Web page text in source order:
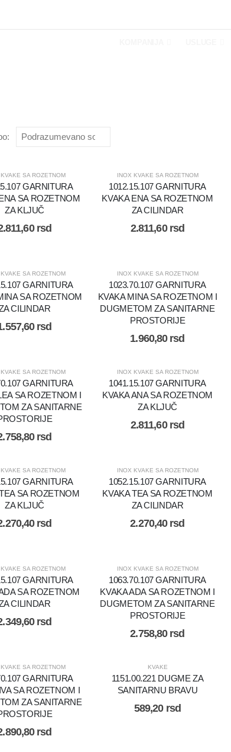
SA ROZETNOM
GARNITURA
SA ROZETNOM
ZA KLJUČ
rsd
INOX KVAKE SA ROZETNOM
1012.15.107 GARNITURA
KVAKA ENA SA ROZETNOM
ZA CILINDAR
2.811,60 rsd
SA ROZETNOM
GARNITURA
SA ROZETNOM
CILINDAR
rsd
INOX KVAKE SA ROZETNOM
1023.70.107 GARNITURA
KVAKA MINA SA ROZETNOM I
DUGMETOM ZA SANITARNE
PROSTORIJE
1.960,80 rsd
SA ROZETNOM
GARNITURA
SA ROZETNOM I
ZA SANITARNE
rsd
INOX KVAKE SA ROZETNOM
1041.15.107 GARNITURA
KVAKA ANA SA ROZETNOM
ZA KLJUČ
2.811,60 rsd
SA ROZETNOM
GARNITURA
SA ROZETNOM
ZA KLJUČ
rsd
INOX KVAKE SA ROZETNOM
1052.15.107 GARNITURA
KVAKA TEA SA ROZETNOM
ZA CILINDAR
2.270,40 rsd
SA ROZETNOM
GARNITURA
SA ROZETNOM
CILINDAR
rsd
INOX KVAKE SA ROZETNOM
1063.70.107 GARNITURA
KVAKA ADA SA ROZETNOM I
DUGMETOM ZA SANITARNE
PROSTORIJE
2.758,80 rsd
SA ROZETNOM
GARNITURA
SA ROZETNOM I
ZA SANITARNE
rsd
KVAKE
1151.00.221 DUGME ZA
SANITARNU BRAVU
589,20 rsd